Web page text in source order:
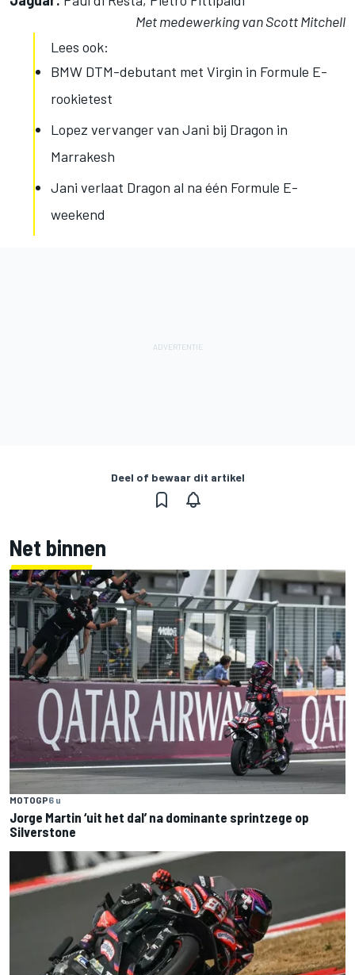
Met medewerking van Scott Mitchell
Lees ook:
BMW DTM-debutant met Virgin in Formule E-
rookietest
Lopez vervanger van Jani bij Dragon in
Marrakesh
Jani verlaat Dragon al na één Formule E-
weekend
Deel of bewaar dit artikel
Net binnen
MOTOGP6 u
Jorge Martin ‘uit het dal’ na dominante sprintzege op
Silverstone